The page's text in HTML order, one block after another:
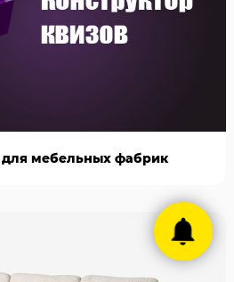
для мебельных фабрик